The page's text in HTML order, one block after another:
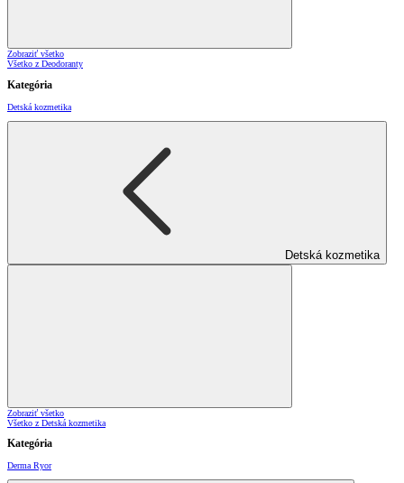
Zobraziť všetko
Všetko z Deodoranty
Kategória
Detská kozmetika
Detská kozmetika
Zobraziť všetko
Všetko z Detská kozmetika
Kategória
Derma Ryor